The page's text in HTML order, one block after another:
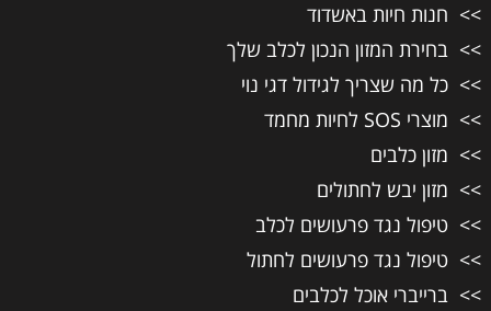
חנות חיות באשדוד
בחירת המזון הנכון לכלב שלך
כל מה שצריך לגידול דגי נוי
מוצרי SOS לחיות מחמד
מזון כלבים
מזון יבש לחתולים
טיפול נגד פרעושים לכלב
טיפול נגד פרעושים לחתול
ברייברי אוכל לכלבים